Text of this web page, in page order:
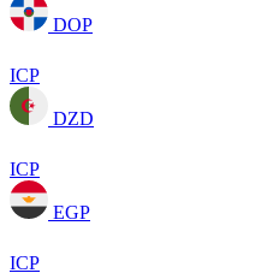
DOP
ICP
DZD
ICP
EGP
ICP